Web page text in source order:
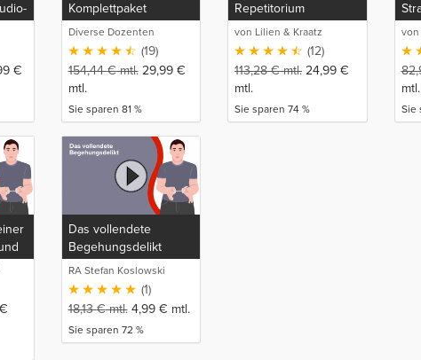
€
Komplettpaket
Diverse Dozenten
(19)
154,44€mtl. 29,99 €
mtl.
Sie sparen 81 %
Repetitorium
von Lilien & Kraatz
(12)
113,28€mtl. 24,99 €
mtl.
Sie sparen 74 %
von
mtl.
Sie
€
Das vollendete
Begehungsdelikt
RA Stefan Koslowski
(1)
18,13€mtl. 4,99 € mtl.
Sie sparen 72 %